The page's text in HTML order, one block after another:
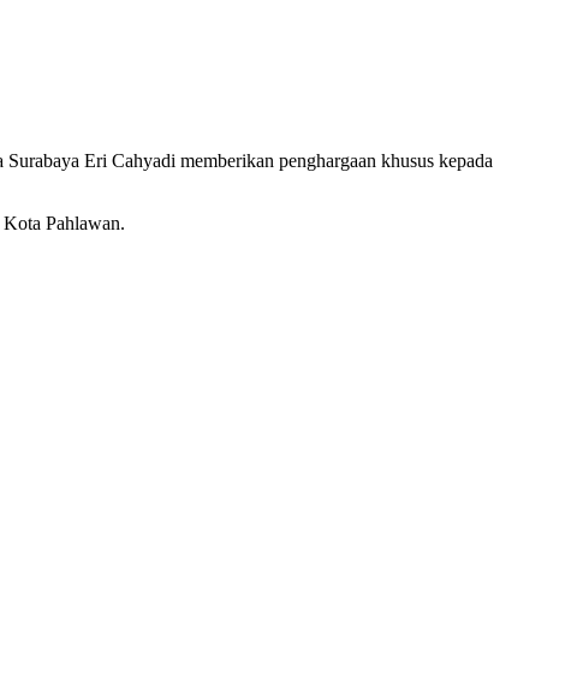
Eri Cahyadi memberikan penghargaan khusus kepada
Pahlawan.